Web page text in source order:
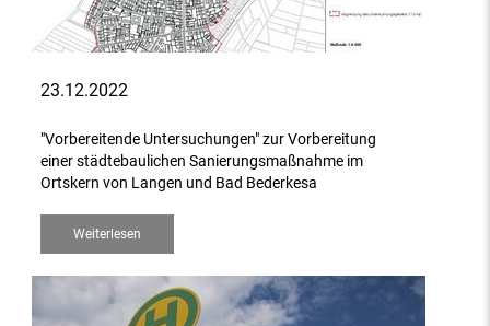
23.12.2022
"Vorbereitende Untersuchungen" zur Vorbereitung
einer städtebaulichen Sanierungsmaßnahme im
Ortskern von Langen und Bad Bederkesa
Weiterlesen